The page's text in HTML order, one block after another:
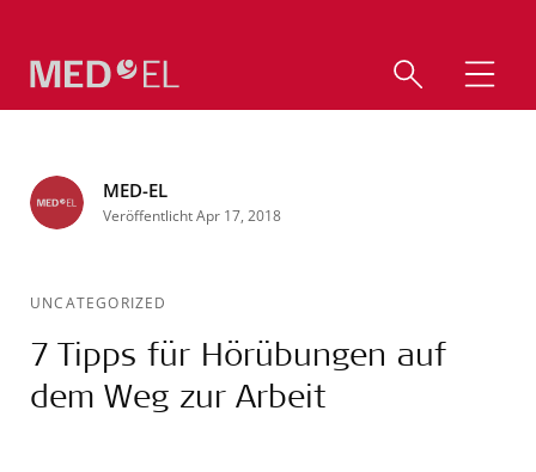
MED-EL
Veröffentlicht Apr 17, 2018
UNCATEGORIZED
7 Tipps für Hörübungen auf
dem Weg zur Arbeit